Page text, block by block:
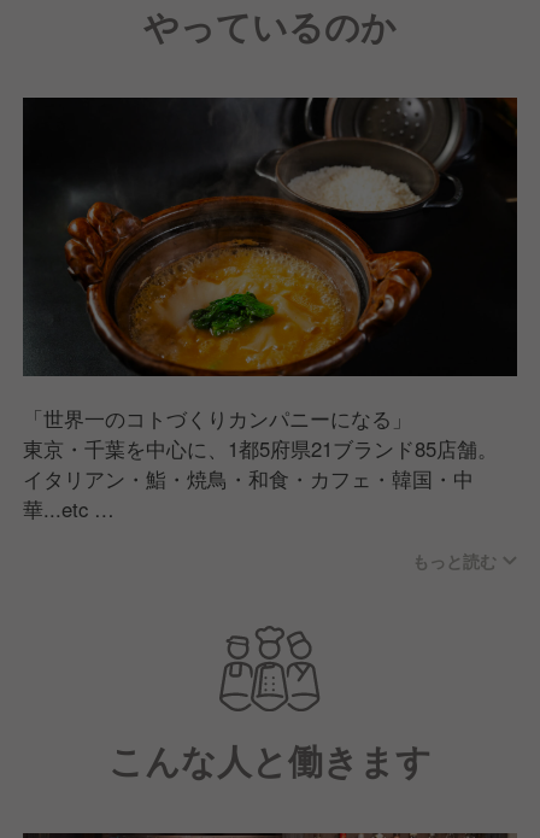
やっているのか
「世界一のコトづくりカンパニーになる」
東京・千葉を中心に、1都5府県21ブランド85店舗。
イタリアン・鮨・焼鳥・和食・カフェ・韓国・中
華...etc
にワクワクする楽しさを提供できる店舗を生み出して
もっと読む
こんな人と働きます